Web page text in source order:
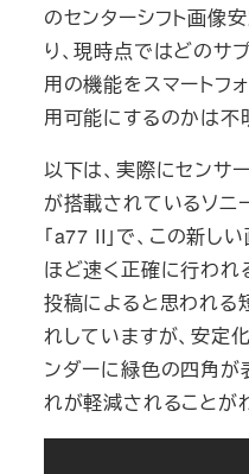
のセンターシフト画像
り、現時点ではどのサ
用の機能をスマートフ
用可能にするのかは不
以下は、実際にセンサ
が搭載されているソニ
「a77 II」で、この新し
ほど速く正確に行われ
投稿によると思われる
れしていますが、安定
ンダーに緑色の四角が
れが軽減されることが